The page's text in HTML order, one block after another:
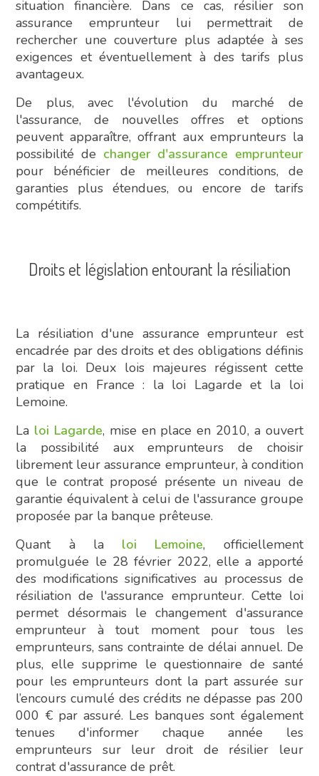
situation financière. Dans ce cas, résilier son
assurance emprunteur lui permettrait de
rechercher une couverture plus adaptée à ses
exigences et éventuellement à des tarifs plus
avantageux.
De plus, avec l'évolution du marché de
l'assurance, de nouvelles offres et options
peuvent apparaître, offrant aux emprunteurs la
possibilité de changer d'assurance emprunteur
pour bénéficier de meilleures conditions, de
garanties plus étendues, ou encore de tarifs
compétitifs.
Droits et législation entourant la résiliation
La résiliation d'une assurance emprunteur est
encadrée par des droits et des obligations définis
par la loi. Deux lois majeures régissent cette
pratique en France : la loi Lagarde et la loi
Lemoine.
La loi Lagarde, mise en place en 2010, a ouvert
la possibilité aux emprunteurs de choisir
librement leur assurance emprunteur, à condition
que le contrat proposé présente un niveau de
garantie équivalent à celui de l'assurance groupe
proposée par la banque prêteuse.
Quant à la loi Lemoine, officiellement
promulguée le 28 février 2022, elle a apporté
des modifications significatives au processus de
résiliation de l'assurance emprunteur. Cette loi
permet désormais le changement d'assurance
emprunteur à tout moment pour tous les
emprunteurs, sans contrainte de délai annuel. De
plus, elle supprime le questionnaire de santé
pour les emprunteurs dont la part assurée sur
l’encours cumulé des crédits ne dépasse pas 200
000 € par assuré. Les banques sont également
tenues d'informer chaque année les
emprunteurs sur leur droit de résilier leur
contrat d'assurance de prêt.